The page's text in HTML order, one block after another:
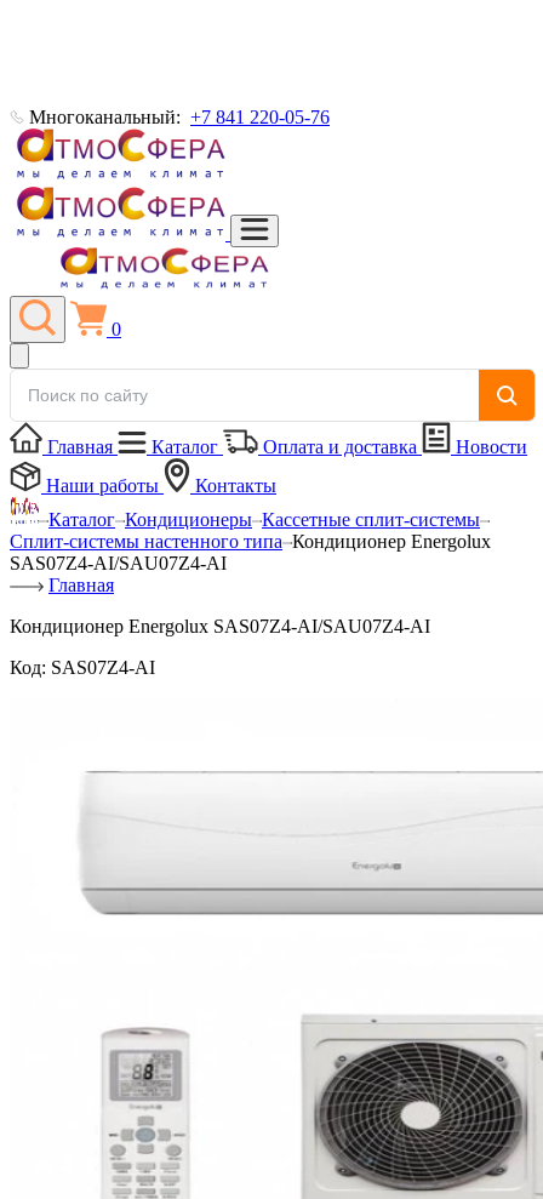
Многоканальный: +7 841 220-05-76
0
Главная Каталог Оплата и доставка
Новости
Наши работы
Контакты
Каталог Кондиционеры Кассетные сплит-системы
Сплит-системы настенного типа Кондиционер Energolux
SAS07Z4-AI/SAU07Z4-AI
Главная
Кондиционер Energolux SAS07Z4-AI/SAU07Z4-AI
Код: SAS07Z4-AI